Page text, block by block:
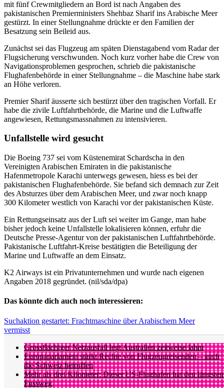
mit fünf Crewmitgliedern an Bord ist nach Angaben des
pakistanischen Premierministers Shehbaz Sharif ins Arabische Meer
gestürzt. In einer Stellungnahme drückte er den Familien der
Besatzung sein Beileid aus.
Zunächst sei das Flugzeug am späten Dienstagabend vom Radar der
Flugsicherung verschwunden. Noch kurz vorher habe die Crew von
Navigationsproblemen gesprochen, schrieb die pakistanische
Flughafenbehörde in einer Stellungnahme – die Maschine habe stark
an Höhe verloren.
Premier Sharif äusserte sich bestürzt über den tragischen Vorfall. Er
habe die zivile Luftfahrtbehörde, die Marine und die Luftwaffe
angewiesen, Rettungsmassnahmen zu intensivieren.
Unfallstelle wird gesucht
Die Boeing 737 sei vom Küstenemirat Schardscha in den
Vereinigten Arabischen Emiraten in die pakistanische
Hafenmetropole Karachi unterwegs gewesen, hiess es bei der
pakistanischen Flughafenbehörde. Sie befand sich demnach zur Zeit
des Absturzes über dem Arabischen Meer, und zwar noch knapp
300 Kilometer westlich von Karachi vor der pakistanischen Küste.
Ein Rettungseinsatz aus der Luft sei weiter im Gange, man habe
bisher jedoch keine Unfallstelle lokalisieren können, erfuhr die
Deutsche Presse-Agentur von der pakistanischen Luftfahrtbehörde.
Pakistanische Luftfahrt-Kreise bestätigten die Beteiligung der
Marine und Luftwaffe an dem Einsatz.
K2 Airways ist ein Privatunternehmen und wurde nach eigenen
Angaben 2018 gegründet. (nil/sda/dpa)
Das könnte dich auch noch interessieren:
Suchaktion gestartet: Frachtmaschine über Arabischem Meer
vermisst
Grossflächiger Netzausfall legt Australien zeitweise lahm
Europaparlament stärkt Rechte von Flugzeugreisenden – auch
die Schweiz betroffen
Mehr als drei Kilometer: Dieser US-Flughafen hat den längsten
Fussweg